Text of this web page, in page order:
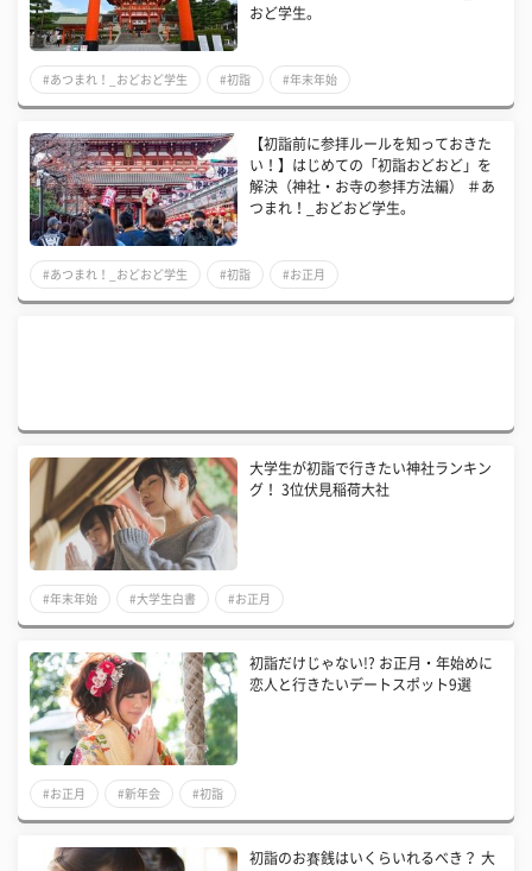
おど学生。
#あつまれ！_おどおど学生 #初詣 #年末年始
【初詣前に参拝ルールを知っておきた
い！】はじめての「初詣おどおど」を
解決（神社・お寺の参拝方法編） ＃あ
つまれ！_おどおど学生。
#あつまれ！_おどおど学生 #初詣 #お正月
大学生が初詣で行きたい神社ランキン
グ！ 3位伏見稲荷大社
#年末年始 #大学生白書 #お正月
初詣だけじゃない!? お正月・年始めに
恋人と行きたいデートスポット9選
#お正月 #新年会 #初詣
初詣のお賽銭はいくらいれるべき？ 大